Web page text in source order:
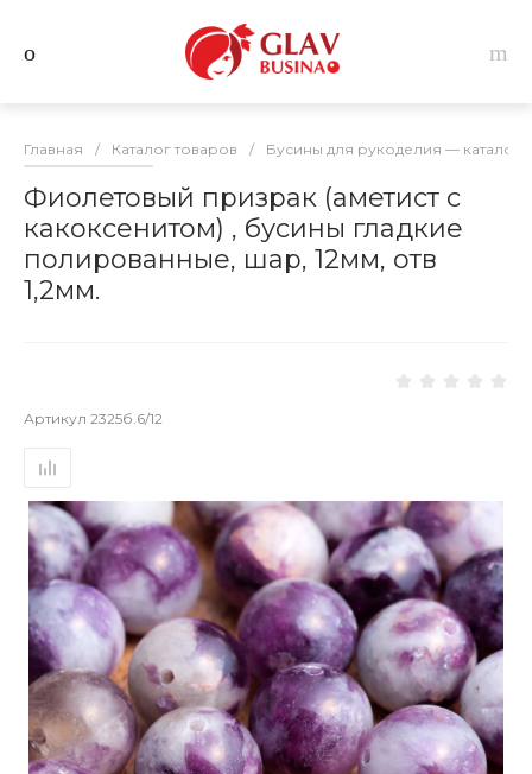
Главная / Каталог товаров / Бусины для рукоделия — каталог
Фиолетовый призрак (аметист с
какоксенитом) , бусины гладкие
полированные, шар, 12мм, отв
1,2мм.
Артикул 2325б.6/12